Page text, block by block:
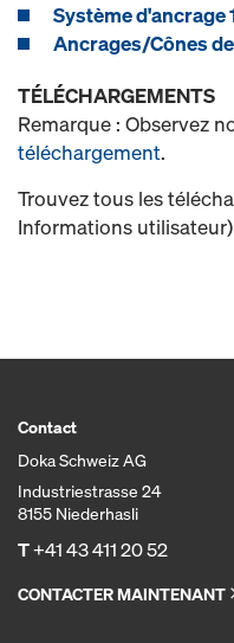
Système d'ancrage
Ancrages/Cônes
TÉLÉCHARGEMENTS
Remarque : Observez
téléchargement.
Trouvez tous les
Informations
Contact
Doka Schweiz AG
Industriestrasse 24
8155 Niederhasli
T+41 43 411 20 52
CONTACTER MAINTENANT